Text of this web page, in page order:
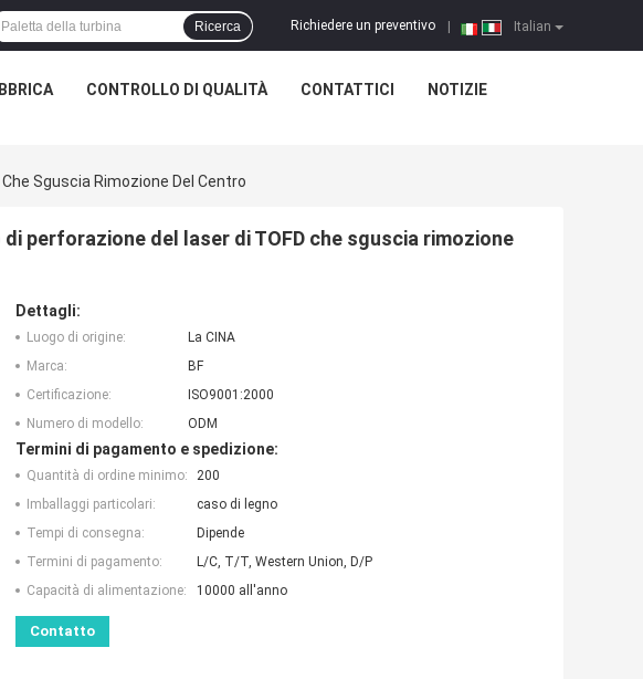
Italian
Richiedere un preventivo
Ricerca
CONTROLLO DI QUALITÀ CONTATTICI NOTIZIE
Sguscia Rimozione Del Centro
perforazione del laser di TOFD che sguscia rimozione
Dettagli:
Luogo di origine:
La CINA
Marca:
BF
Certificazione:
ISO9001:2000
Numero di modello:
ODM
Termini di pagamento e spedizione:
Quantità di ordine minimo:
200
Imballaggi particolari:
caso di legno
Tempi di consegna:
Dipende
Termini di pagamento:
L/C, T/T, Western Union, D/P
Capacità di alimentazione:
10000 all'anno
Contatto